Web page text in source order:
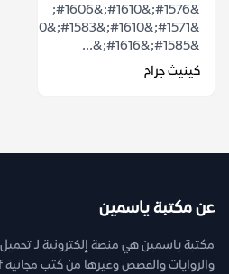
&#1576;&#1610;&#1606;
&#1585;&#1616;&...
كينيث جرام
عن مكتبة ياسمين
مكتبة ياسمين هي منصة إلكترونية لـ تحميل